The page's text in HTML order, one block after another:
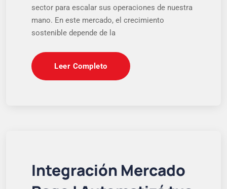
sector para escalar sus operaciones de nuestra
mano. En este mercado, el crecimiento
sostenible depende de la
Leer Completo
Integración Mercado